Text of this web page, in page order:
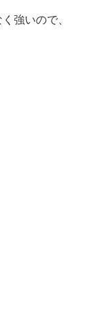
強いので、